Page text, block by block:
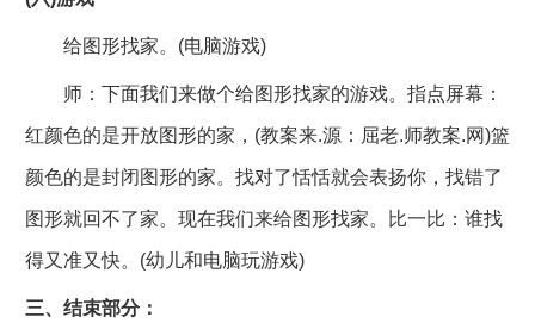
给图形找家。(电脑游戏)
师：下面我们来做个给图形找家的游戏。指点屏幕：
红颜色的是开放图形的家，(教案来.源：屈老.师教案.网)篮
颜色的是封闭图形的家。找对了恬恬就会表扬你，找错了
图形就回不了家。现在我们来给图形找家。比一比：谁找
得又准又快。(幼儿和电脑玩游戏)
三、结束部分：